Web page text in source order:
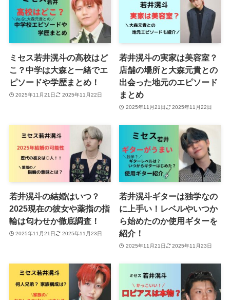
ミセス若井滉斗の高校はど
こ？中学は大森と一緒でエ
ピソードや学歴まとめ！
2025年11月21日 2025年11月22日
若井滉斗の実家は美容室？
店舗の場所と大森元貴との
出会った地元のエピソード
まとめ
2025年11月21日 2025年11月22日
若井滉斗の結婚はいつ？
2025現在の彼女や薬指の指
輪は匂わせか徹底調査！
2025年11月21日 2025年11月23日
若井滉斗ギターは独学なの
に上手い！レベルやいつか
ら始めたのか使用ギターを
紹介！
2025年11月21日 2025年11月23日